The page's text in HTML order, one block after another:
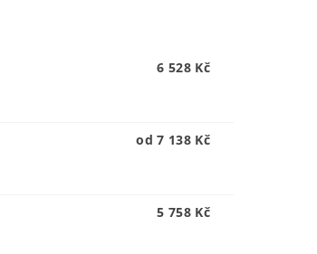
6 528 Kč
od 7 138 Kč
5 758 Kč